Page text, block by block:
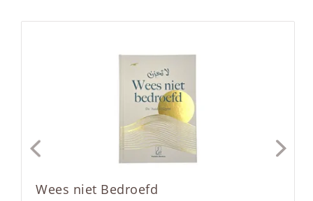
Wees niet Bedroefd